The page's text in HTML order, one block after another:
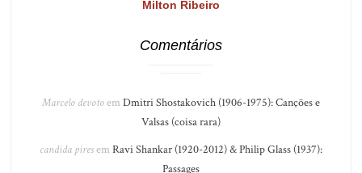
Milton Ribeiro
Comentários
Marcelo devotoem Dmitri Shostakovich (1906-1975): Canções e
Valsas (coisa rara)
candida piresem Ravi Shankar (1920-2012) & Philip Glass (1937):
Passages